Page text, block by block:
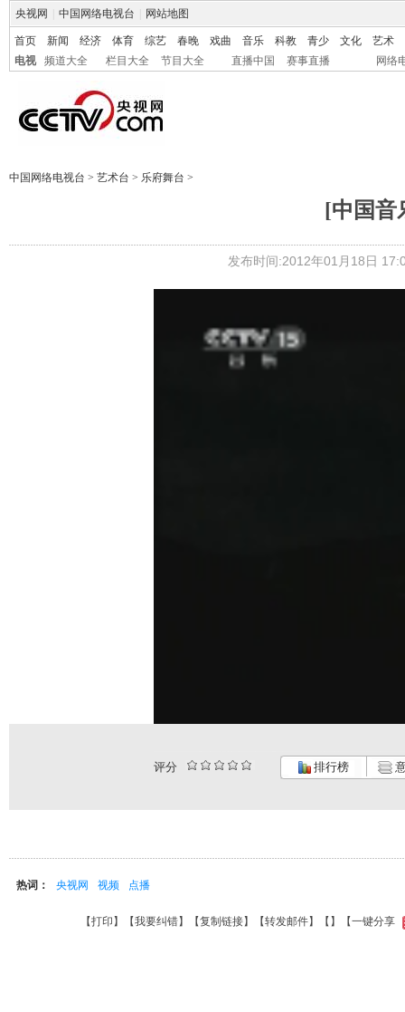
央视网 中国网络电视台 网站地图
首页 新闻 经济 体育 综艺 春晚 戏曲 音乐 科教 青少 文化
艺术
电视
频道大全 栏目大全 节目大全 直播中国 赛事直播 网络
中国网络电视台 > 艺术台 > 乐府舞台 >
[中国音
发布时间:2012年01月18日
评分 排行榜
热词： 央视网 视频 点播
【打印 】【我要纠错】【复制链接】【转发邮件】【 】 【一键分享